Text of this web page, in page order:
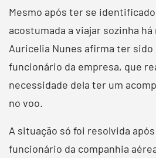
Mesmo após ter se
acostumada a viajar sozinha
Auricelia Nunes afirma ter sido
funcionário da empresa, que
necessidade dela ter um
no voo.
A situação só foi resolvida
funcionário da companhia